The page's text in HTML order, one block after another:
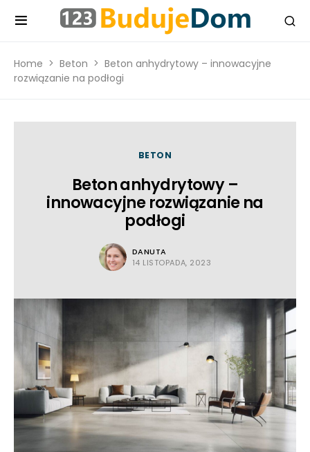
Home Beton
Beton anhydrytowy – innowacyjne
rozwiązanie na podłogi
BETON
Beton anhydrytowy –
innowacyjne rozwiązanie na
podłogi
DANUTA
14 LISTOPADA, 2023